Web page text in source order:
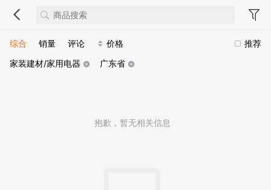
推荐
综合 销量 评论
价格
家装建材/家用电器
广东省
抱歉，暂无相关信息